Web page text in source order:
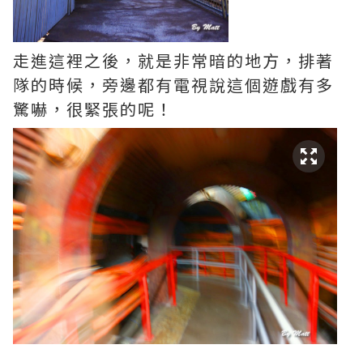
走進這裡之後，就是非常暗的地方，排著
隊的時候，旁邊都有電視說這個遊戲有多
驚嚇，很緊張的呢！